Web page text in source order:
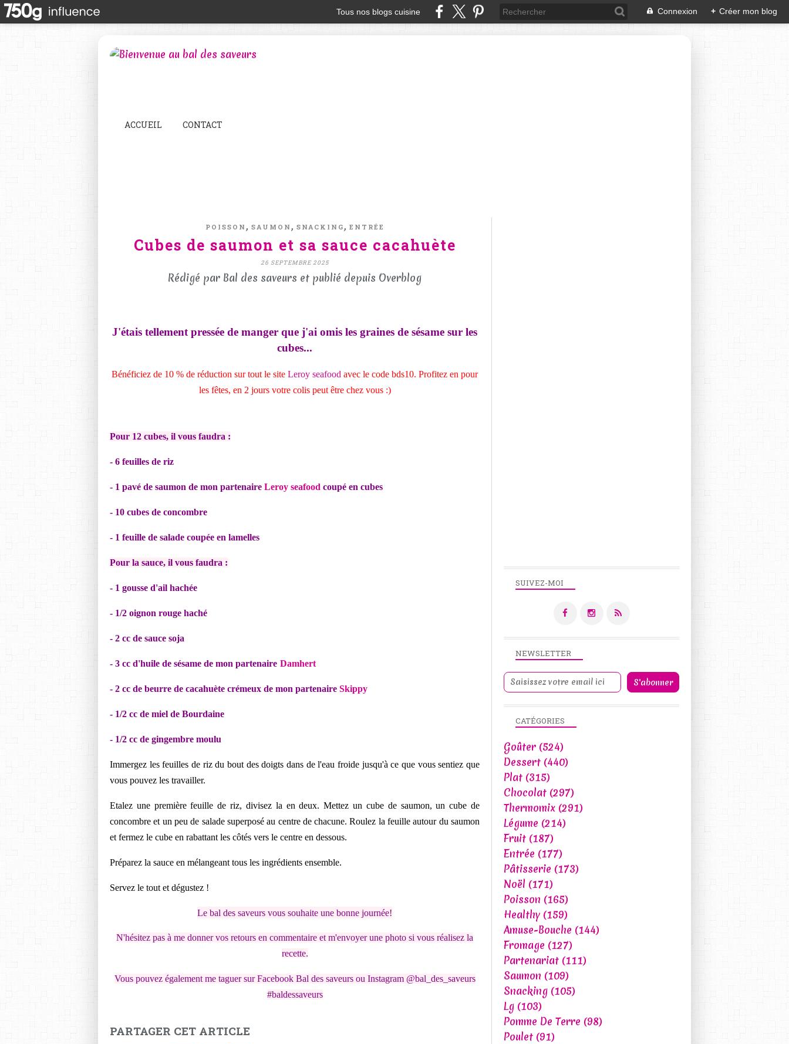
Tous nos blogs cuisine Connexion + Créer mon blog
ACCUEIL CONTACT
POISSON , SAUMON , SNACKING , ENTRÉE
Cubes de saumon et sa sauce cacahuète
26 SEPTEMBRE 2025
Rédigé par Bal des saveurs et publié depuis Overblog
J'étais tellement pressée de manger que j'ai omis les graines de sésame sur les
cubes...
Bénéficiez de 10 % de réduction sur tout le site Leroy seafood avec le code bds10. Profitez en pour
les fêtes, en 2 jours votre colis peut être chez vous :)
Pour 12 cubes, il vous faudra :
- 6 feuilles de riz
- 1 pavé de saumon de mon partenaire Leroy seafood coupé en cubes
- 10 cubes de concombre
- 1 feuille de salade coupée en lamelles
Pour la sauce, il vous faudra :
- 1 gousse d'ail hachée
- 1/2 oignon rouge haché
- 2 cc de sauce soja
- 3 cc d'huile de sésame de mon partenaire Damhert
- 2 cc de beurre de cacahuète crémeux de mon partenaire Skippy
- 1/2 cc de miel de Bourdaine
- 1/2 cc de gingembre moulu
Immergez les feuilles de riz du bout des doigts dans de l'eau froide jusqu'à ce que vous sentiez que
vous pouvez les travailler.
Etalez une première feuille de riz, divisez la en deux. Mettez un cube de saumon, un cube de
concombre et un peu de salade superposé au centre de chacune. Roulez la feuille autour du saumon
et fermez le cube en rabattant les côtés vers le centre en dessous.
Préparez la sauce en mélangeant tous les ingrédients ensemble.
Servez le tout et dégustez !
Le bal des saveurs vous souhaite une bonne journée!
N'hésitez pas à me donner vos retours en commentaire et m'envoyer une photo si vous réalisez la
recette.
Vous pouvez également me taguer sur Facebook Bal des saveurs ou Instagram @bal_des_saveurs
#baldessaveurs
PARTAGER CET ARTICLE
NEWSLETTER
SUIVEZ-MOI
CATÉGORIES
Goûter (524)
Dessert (440)
Plat (315)
Chocolat (297)
Thermomix (291)
Légume (214)
Fruit (187)
Entrée (177)
Pâtisserie (173)
Noël (171)
Poisson (165)
Healthy (159)
Amuse-Bouche (144)
Fromage (127)
Partenariat (111)
Saumon (109)
Snacking (105)
Lg (103)
Pomme De Terre (98)
Poulet (91)